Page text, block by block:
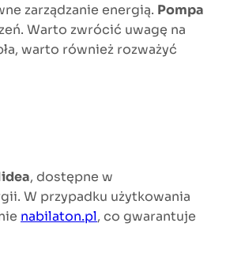
zarządzanie energią. Pompa
Warto zwrócić uwagę na
warto również rozważyć
, dostępne w
W przypadku użytkowania
nabilaton.pl, co gwarantuje